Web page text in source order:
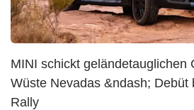
MINI schickt geländetauglichen
Wüste Nevadas &ndash; Debüt
Rally